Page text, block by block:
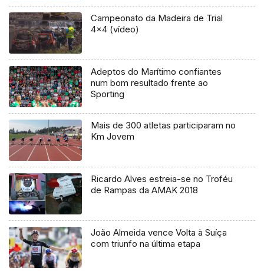
Campeonato da Madeira de Trial
4×4 (vídeo)
Adeptos do Marítimo confiantes
num bom resultado frente ao
Sporting
Mais de 300 atletas participaram no
Km Jovem
Ricardo Alves estreia-se no Troféu
de Rampas da AMAK 2018
João Almeida vence Volta à Suíça
com triunfo na última etapa